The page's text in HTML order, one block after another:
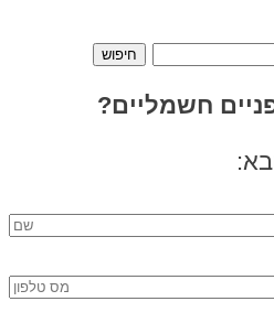
חשמליים?